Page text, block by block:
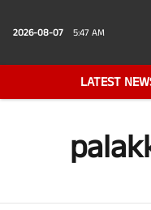
2026-08-07 5:47 AM
LATEST